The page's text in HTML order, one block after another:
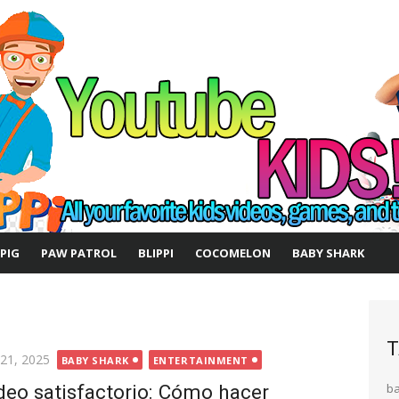
PAW PATROL BLIPPI COCOMELON BABY SHARK
2025 BABY SHARK ENTERTAINMENT
satisfactorio: Cómo hacer